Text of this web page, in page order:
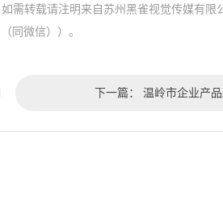
需转载请注明来自苏州黑雀视觉传媒有限
同微信））。
下一篇：温岭市企业产